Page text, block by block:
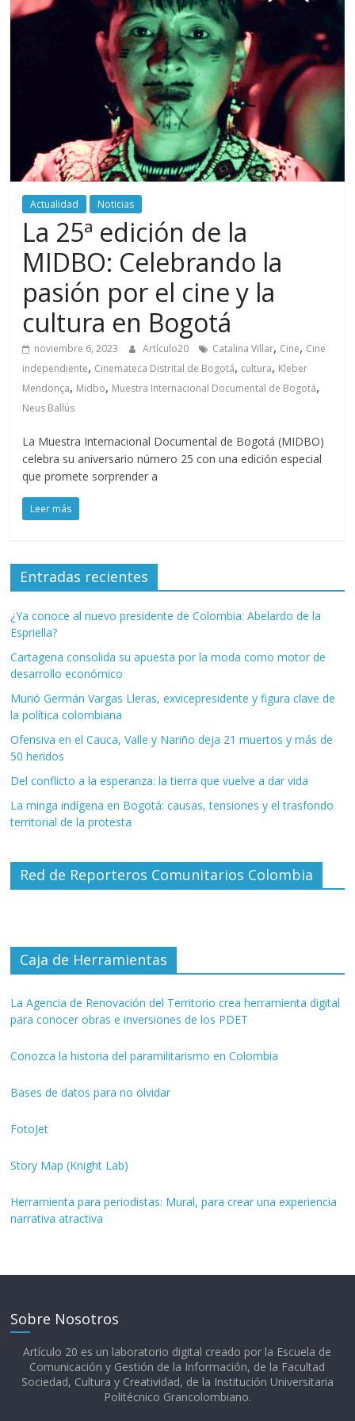
periodismo
Actualidad Noticias
La 25ª edición de la
MIDBO: Celebrando la
pasión por el cine y la
cultura en Bogotá
noviembre 6, 2023 Artículo20 Catalina Villar, Cine, Cine
independiente, Cinemateca Distrital de Bogotá, cultura, Kleber
Mendonça, Midbo, Muestra Internacional Documental de Bogotá,
Neus Ballús
La Muestra Internacional Documental de Bogotá (MIDBO)
celebra su aniversario número 25 con una edición especial
que promete sorprender a
Leer más
Entradas recientes
¿Ya conoce al nuevo presidente de Colombia: Abelardo de la
Espriella?
Cartagena consolida su apuesta por la moda como motor de
desarrollo económico
Murió Germán Vargas Lleras, exvicepresidente y figura clave de
la política colombiana
Ofensiva en el Cauca, Valle y Nariño deja 21 muertos y más de
50 heridos
Del conflicto a la esperanza: la tierra que vuelve a dar vida
La minga indígena en Bogotá: causas, tensiones y el trasfondo
territorial de la protesta
Red de Reporteros Comunitarios Colombia
Caja de Herramientas
La Agencia de Renovación del Territorio crea herramienta digital
para conocer obras e inversiones de los PDET
Conozca la historia del paramilitarismo en Colombia
Bases de datos para no olvidar
FotoJet
Story Map (Knight Lab)
Herramienta para periodistas: Mural, para crear una experiencia
narrativa atractiva
Sobre Nosotros
Artículo 20 es un laboratorio digital creado por la Escuela de
Comunicación y Gestión de la Información, de la Facultad
Sociedad, Cultura y Creatividad, de la Institución Universitaria
Politécnico Grancolombiano.​